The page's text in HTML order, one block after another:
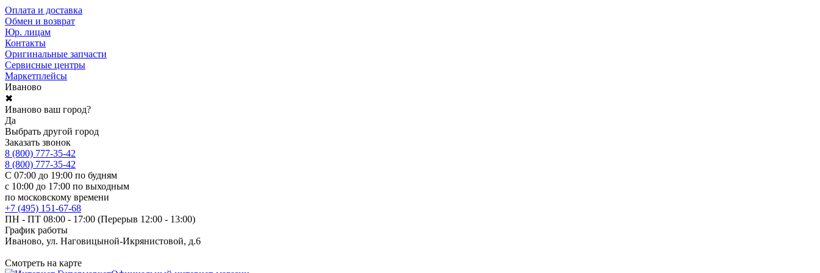
Оплата и доставка
Обмен и возврат
Юр. лицам
Контакты
Оригинальные запчасти
Сервисные центры
Маркетплейсы
Иваново
✖
Иваново ваш город?
Да
Выбрать другой город
Заказать звонок
8 (800) 777-35-42
8 (800) 777-35-42
С 07:00 до 19:00 по будням
с 10:00 до 17:00 по выходным
по московскому времени
+7 (495) 151-67-68
ПН - ПТ 08:00 - 17:00 (Перерыв 12:00 - 13:00)
График работы
Иваново, ул. Наговицыной-Икрянистовой, д.6
Смотреть на карте